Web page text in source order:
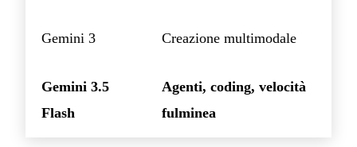
Gemini 3 Creazione multimodale
Gemini 3.5
Flash
Agenti, coding, velocità
fulminea